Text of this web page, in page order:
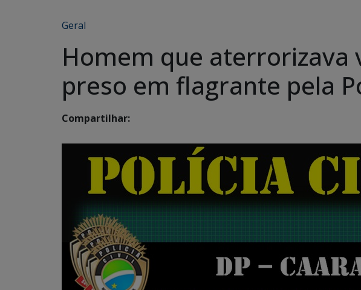
Geral
Homem que aterrorizava
preso em flagrante pela
Compartilhar: